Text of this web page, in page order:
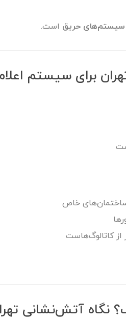
سیستم‌های حریق است.
برای سیستم
خاص
کاتالوگ‌هاست
نگاه آتش‌نشانی